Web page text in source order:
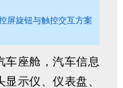
屏旋钮与触控交互方案
车座舱，汽车信息
示仪、仪表盘、